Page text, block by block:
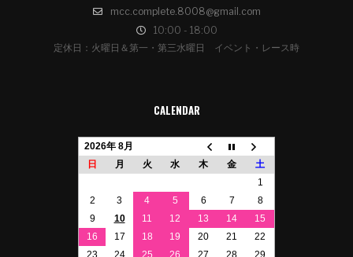
mcc.complete.8008@gmail.com
10:00 - 18:00
定休日：火曜日＆第一・第三水曜日 イベント・レース時
CALENDAR
2026年 8月
日
月 火 水 木 金
土
1
2
3 4 5 6 7
8
9
10 11 12 13 14
15
16
17 18 19 20 21
22
23
24 25 26 27 28 29